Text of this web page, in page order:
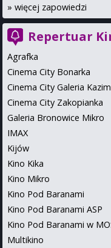
» więcej zapowiedzi
Repertuar
Agrafka
Cinema City Bonarka
Cinema City Galeria
Cinema City Zakopianka
Galeria Bronowice Mikro
IMAX
Kijów
Kino Kika
Kino Mikro
Kino Pod Baranami
Kino Pod Baranami ASP
Kino Pod Baranami w
Multikino